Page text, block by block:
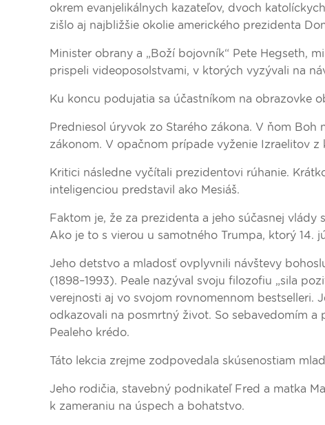
okrem evanjelikálnych kazateľov, dvoch
zišlo aj najbližšie okolie amerického prezidenta
Minister obrany a „Boží bojovník“ Pete Hegseth,
prispeli videoposolstvami, v ktorých vyzývali na
Ku koncu podujatia sa účastníkom na obrazovke
Predniesol úryvok zo Starého zákona. V ňom Boh
zákonom. V opačnom prípade vyženie Izraelitov z
Kritici následne vyčítali prezidentovi rúhanie.
inteligenciou predstavil ako Mesiáš.
Faktom je, že za prezidenta a jeho súčasnej
Ako je to s vierou u samotného Trumpa, ktorý 14.
Jeho detstvo a mladosť ovplyvnili návštevy
(1898–1993). Peale nazýval svoju filozofiu „sila
verejnosti aj vo svojom rovnomennom bestselleri.
odkazovali na posmrtný život. So sebavedomím
Pealeho krédo.
Táto lekcia zrejme zodpovedala skúsenostiam
Jeho rodičia, stavebný podnikateľ Fred a matka
k zameraniu na úspech a bohatstvo.